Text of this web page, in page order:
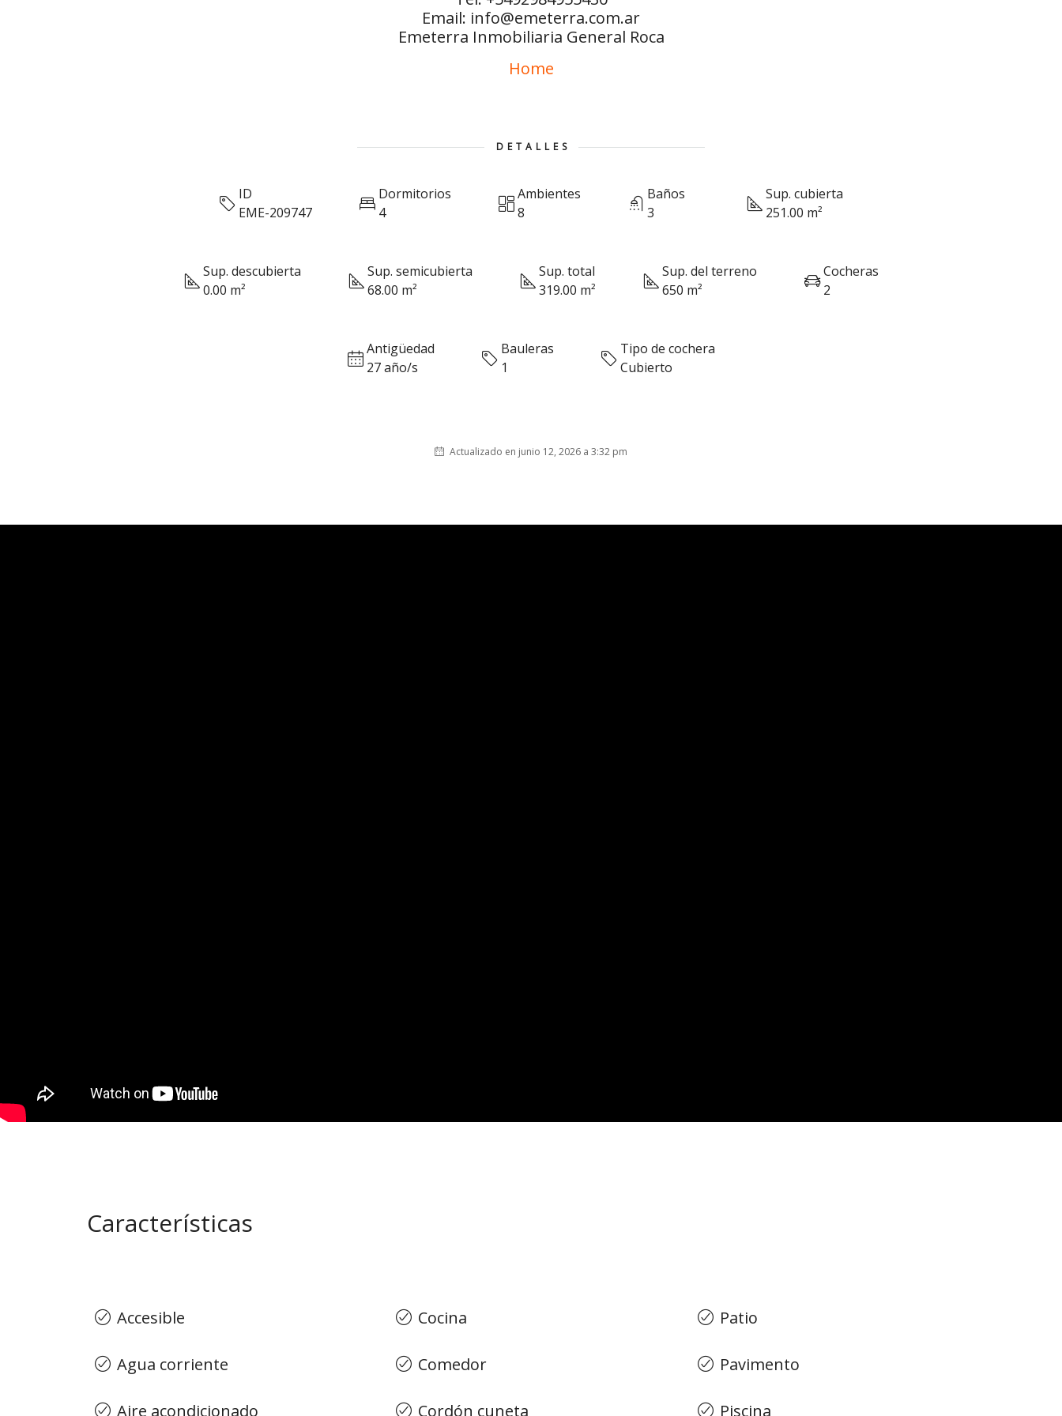
Email: info@emeterra.com.ar
Emeterra Inmobiliaria General Roca
Home
DETALLES
ID
EME-209747
Dormitorios
4
Ambientes
8
Baños
3
Sup. cubierta
251.00 m²
Sup. descubierta
0.00 m²
Sup. semicubierta
68.00 m²
Sup. total
319.00 m²
Sup. del terreno
650 m²
Cocheras
2
Antigüedad
27 año/s
Bauleras
1
Tipo de cochera
Cubierto
Actualizado en junio 12, 2026 a 3:32 pm
Características
Accesible
Agua corriente
Aire acondicionado
Cocina
Comedor
Cordón cuneta
Patio
Pavimento
Piscina